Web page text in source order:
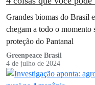
Grandes biomas do Brasil
chegam a todo o momento
proteção do Pantanal
Greenpeace Brasil
4 de julho de 2024